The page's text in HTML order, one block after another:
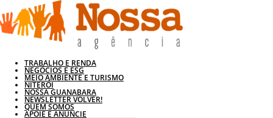
TRABALHO E RENDA
NEGÓCIOS E ESG
MEIO AMBIENTE E TURISMO
NITERÓI
NOSSA GUANABARA
NEWSLETTER VOLVER!
QUEM SOMOS
APOIE E ANUNCIE